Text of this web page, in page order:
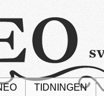
TIDNINGEN